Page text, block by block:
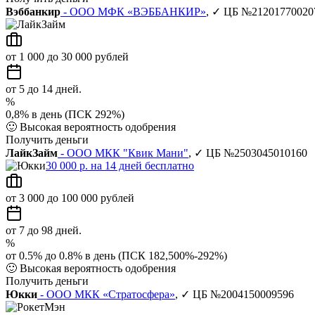
Вэббанкир - ООО МФК «ВЭББАНКИР», ✓ ЦБ
от 1 000 до 30 000 рублей
от 5 до 14 дней.
%
0,8% в день (ПСК 292%)
🙂 Высокая вероятность одобрения
Получить деньги
ЛайкЗайм - ООО МКК "Квик Мани", ✓ ЦБ №2503045010160
30 000 р. на 14 дней бесплатно
от 3 000 до 100 000 рублей
от 7 до 98 дней.
%
от 0.5% до 0.8% в день (ПСК 182,500%-292%)
🙂 Высокая вероятность одобрения
Получить деньги
Юкки - ООО МКК «Стратосфера», ✓ ЦБ №2004150009596